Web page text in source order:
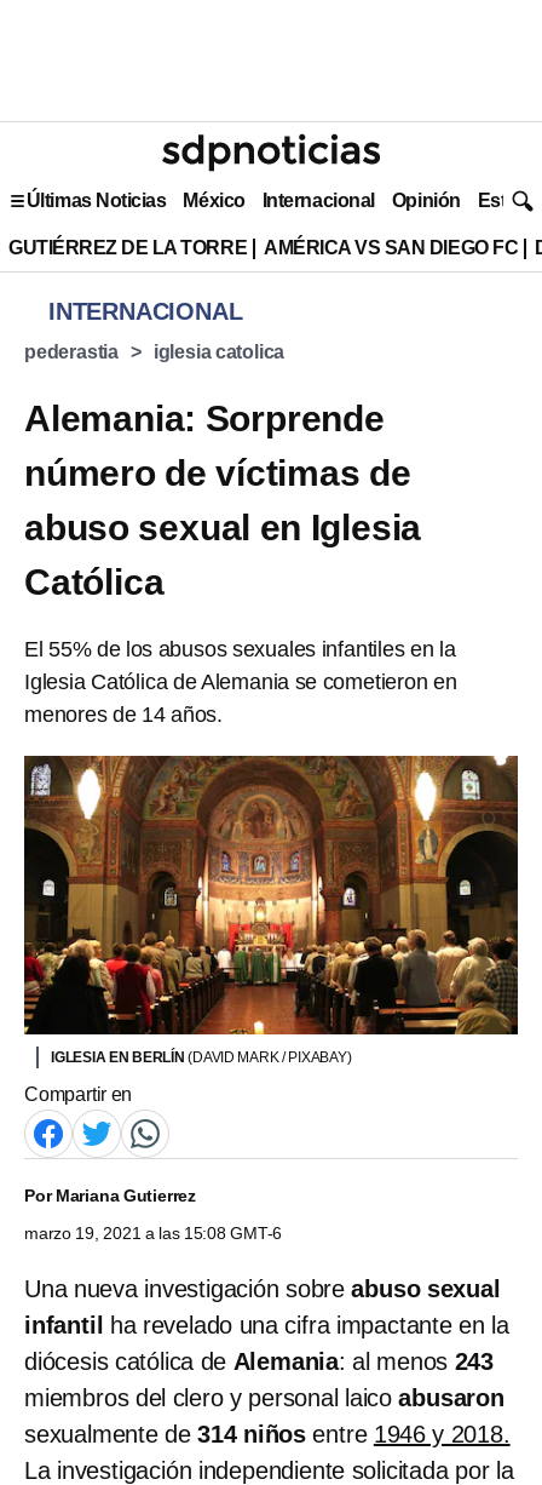
Últimas Noticias México Internacional Opinión Estilo
GUTIÉRREZ DE LA TORRE AMÉRICA VS SAN DIEGO FC
INTERNACIONAL
pederastia iglesia catolica
Alemania: Sorprende
número de víctimas de
abuso sexual en Iglesia
Católica
El 55% de los abusos sexuales infantiles en la
Iglesia Católica de Alemania se cometieron en
menores de 14 años.
IGLESIA EN BERLÍN(DAVID MARK / PIXABAY)
Compartir en
PorMariana Gutierrez
marzo 19, 2021 a las 15:08 GMT-6
Una nueva investigación sobreabuso sexual
infantil
ha revelado una cifra impactante en la
diócesis católica de Alemania: al menos 243
miembros del clero y personal laicoabusaron
sexualmente de314 niños entre 1946 y 2018.
La investigación independiente solicitada por la